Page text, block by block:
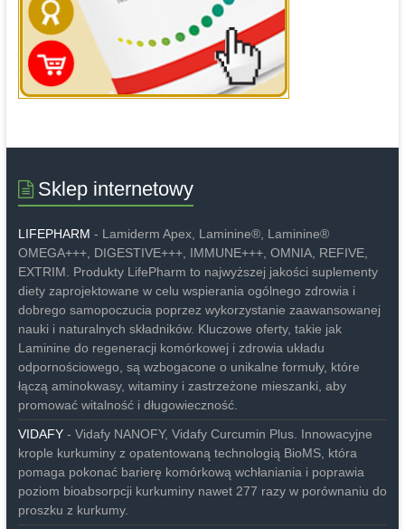
Sklep internetowy
LIFEPHARM - Lamiderm Apex, Laminine®, Laminine®
OMEGA+++, DIGESTIVE+++, IMMUNE+++, OMNIA, REFIVE,
EXTRIM. Produkty LifePharm to najwyższej jakości suplementy
diety zaprojektowane w celu wspierania ogólnego zdrowia i
dobrego samopoczucia poprzez wykorzystanie zaawansowanej
nauki i naturalnych składników. Kluczowe oferty, takie jak
Laminine do regeneracji komórkowej i zdrowia układu
odpornościowego, są wzbogacone o unikalne formuły, które
łączą aminokwasy, witaminy i zastrzeżone mieszanki, aby
promować witalność i długowieczność.
VIDAFY- Vidafy NANOFY, Vidafy Curcumin Plus. Innowacyjne
krople kurkuminy z opatentowaną technologią BioMS, która
pomaga pokonać barierę komórkową wchłaniania i poprawia
poziom bioabsorpcji kurkuminy nawet 277 razy w porównaniu do
proszku z kurkumy.